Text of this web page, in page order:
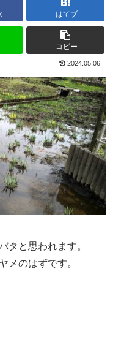
はてブ
コピー
2024.05.06
タと思われます。
メのはずです。